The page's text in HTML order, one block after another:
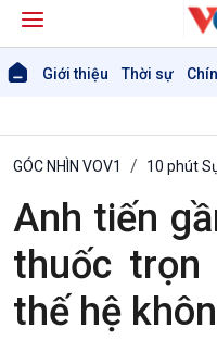
Giới thiệu Thời sự
Giới thiệu
GÓC NHÌN VOV1 10 phút
Anh tiến
thuốc trọn
thế hệ